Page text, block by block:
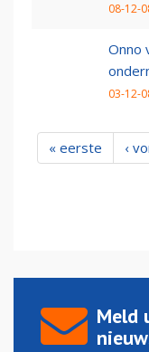
08-12-
Onno
03-12-
« eerste ‹
Meld